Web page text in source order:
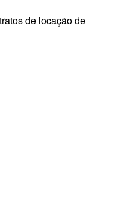
de locação de